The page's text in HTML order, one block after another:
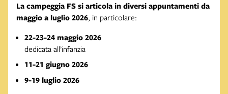
La campeggia FS si articola indiversi appuntamenti da
maggio a luglio 2026, in particolare:
22-23-24 maggio 2026
dedicata all’infanzia
11-21 giugno 2026
9-19 luglio 2026